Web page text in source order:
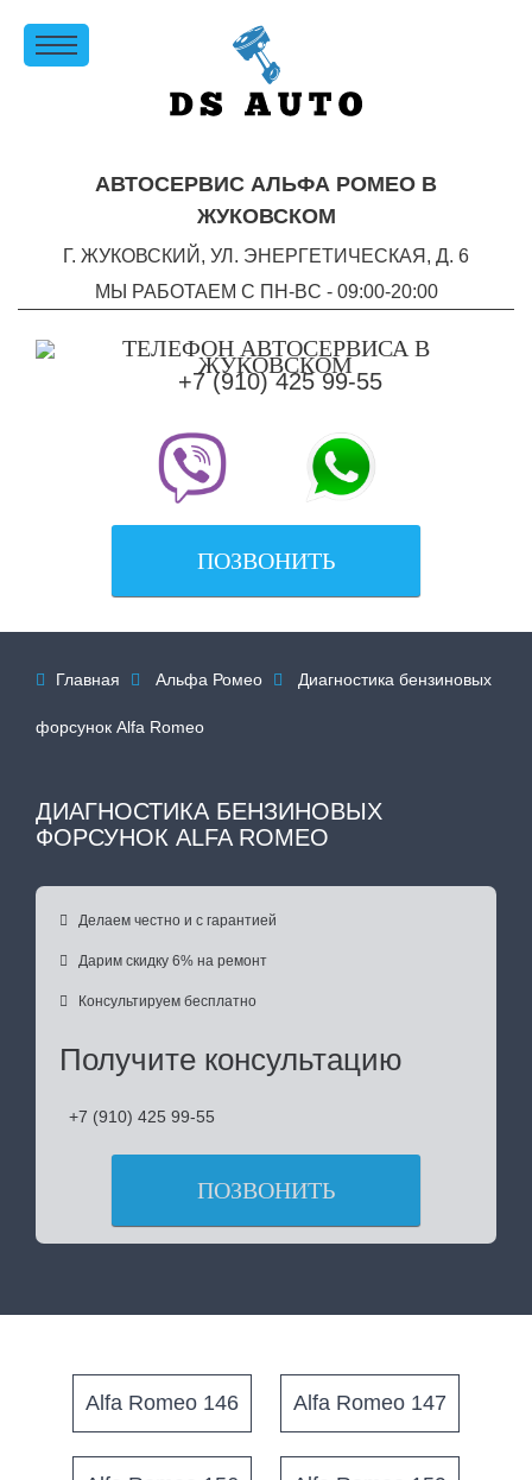
АВТОСЕРВИС АЛЬФА РОМЕО В
ЖУКОВСКОМ
Г. ЖУКОВСКИЙ, УЛ. ЭНЕРГЕТИЧЕСКАЯ, Д. 6
МЫ РАБОТАЕМ С ПН-ВC - 09:00-20:00
+7 (910) 425 99-55
ПОЗВОНИТЬ
 Главная  Альфа Ромео  Диагностика бензиновых
форсунок Alfa Romeo
ДИАГНОСТИКА БЕНЗИНОВЫХ
ФОРСУНОК ALFA ROMEO
 Делаем честно и с гарантией
 Дарим скидку 6% на ремонт
 Консультируем бесплатно
Получите консультацию
+7 (910) 425 99-55
ПОЗВОНИТЬ
Alfa Romeo 146 Alfa Romeo 147